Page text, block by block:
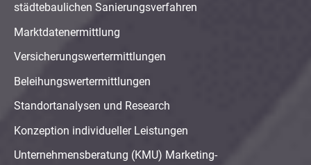
städtebaulichen Sanierungsverfahren
Marktdatenermittlung
Versicherungswertermittlungen
Beleihungswertermittlungen
Standortanalysen und Research
Konzeption individueller Leistungen
Unternehmensberatung (KMU) Marketing-